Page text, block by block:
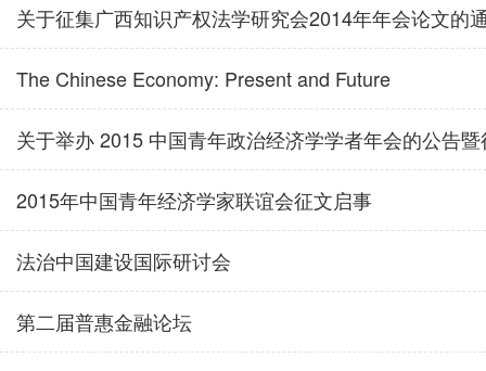
关于征集广西知识产权法学研究会2014年年会论文的
The Chinese Economy: Present and Future
关于举办 2015 中国青年政治经济学学者年会的公告
2015年中国青年经济学家联谊会征文启事
法治中国建设国际研讨会
第二届普惠金融论坛